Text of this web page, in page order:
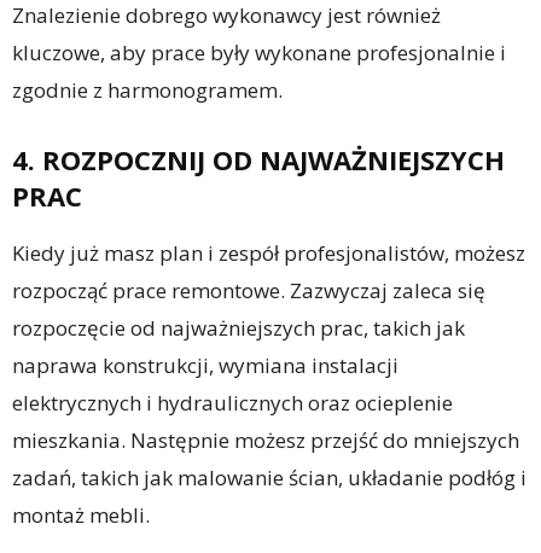
Znalezienie dobrego wykonawcy jest również
kluczowe, aby prace były wykonane profesjonalnie i
zgodnie z harmonogramem.
4. ROZPOCZNIJ OD NAJWAŻNIEJSZYCH
PRAC
Kiedy już masz plan i zespół profesjonalistów, możesz
rozpocząć prace remontowe. Zazwyczaj zaleca się
rozpoczęcie od najważniejszych prac, takich jak
naprawa konstrukcji, wymiana instalacji
elektrycznych i hydraulicznych oraz ocieplenie
mieszkania. Następnie możesz przejść do mniejszych
zadań, takich jak malowanie ścian, układanie podłóg i
montaż mebli.